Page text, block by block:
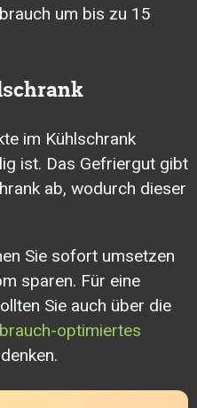
um bis zu 15
im Kühlschrank
ist. Das Gefriergut gibt
ab, wodurch dieser
Sie sofort umsetzen
sparen. Für eine
Sie auch über die
optimiertes